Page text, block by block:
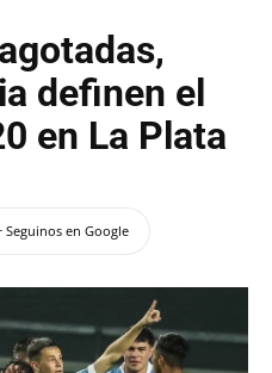
definen el
en La Plata
Seguinos en Google